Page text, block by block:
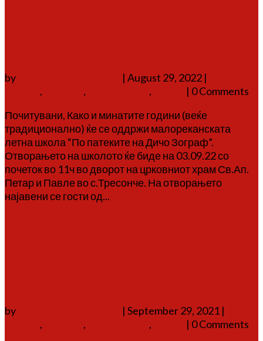
by | August 29, 2022 |
, , ,
| 0 Comments
Почитувани, Како и минатите години (веќе
традиционално) ќе се оддржи малореканската
летна школа “По патеките на Дичо Зограф”.
Отворањето на школото ќе биде на 03.09.22 со
почеток во 11ч во дворот на црковниот храм Св.Ап.
Петар и Павле во с.Тресонче. На отворањето
најавени се гости од...
by | September 29, 2021 |
, , ,
| 0 Comments